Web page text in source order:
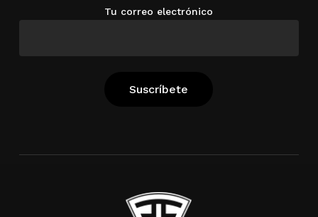
Tu correo electrónico